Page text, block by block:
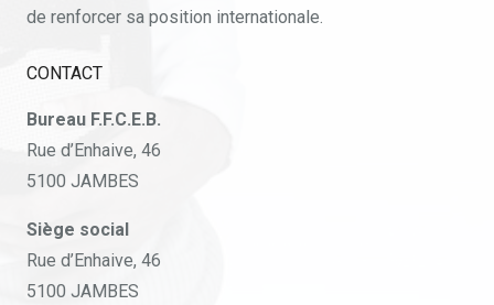
de renforcer sa position internationale.
CONTACT
Bureau F.F.C.E.B.
Rue d’Enhaive, 46
5100 JAMBES
Siège social
Rue d’Enhaive, 46
5100 JAMBES